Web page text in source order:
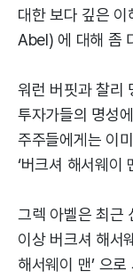
대한 보다 깊은
Abel) 에 대해 좀
워런 버핏과 찰리
투자가들의 명성
주주들에게는 이
‘버크셔 해서웨이
그렉 아벨은 최근
이상 버크셔 해서
해서웨이 맨’ 으